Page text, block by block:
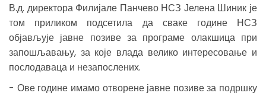
В.д. директора Филијале Панчево НСЗ Јелена Шиник је
том приликом подсетила да сваке године НСЗ
објављује јавне позиве за програме олакшица при
запошљавању, за које влада велико интересовање и
послодаваца и незапослених.
- Ове године имамо отворене јавне позиве за подршку